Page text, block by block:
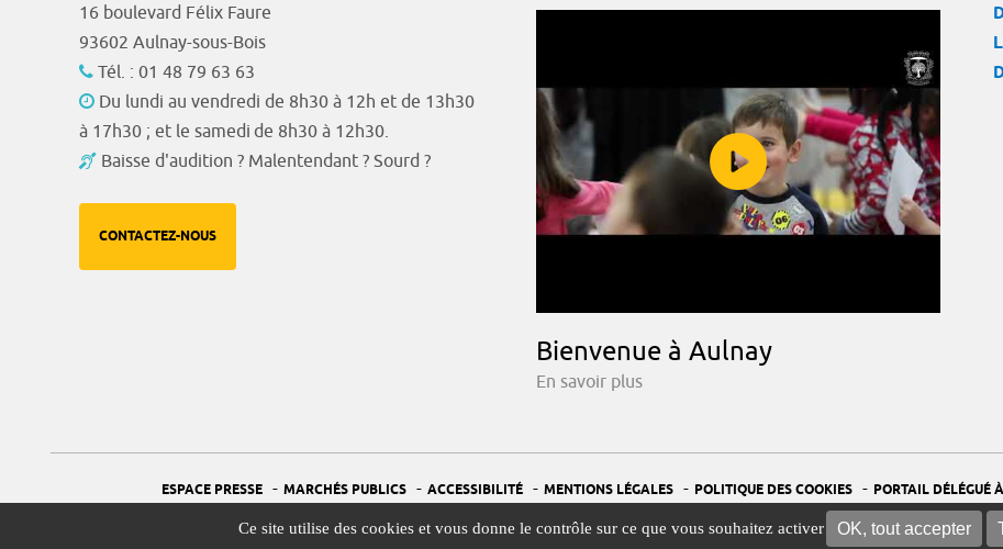
Ce site utilise des cookies et vous donne le contrôle sur ce que vous souhaitez activer OK, tout accepter
16 boulevard Félix Faure
93602 Aulnay-sous-Bois
Tél. : 01 48 79 63 63
Du lundi au vendredi de 8h30 à 12h et de 13h30
à 17h30 ; et le samedi de 8h30 à 12h30.
Baisse d'audition ? Malentendant ? Sourd ?
CONTACTEZ-NOUS
Bienvenue à Aulnay
En savoir plus
ESPACE PRESSE - MARCHÉS PUBLICS - ACCESSIBILITÉ - MENTIONS LÉGALES - POLITIQUE DES COOKIES - PORTAIL DÉLÉGUÉ
GESTION DES COOKIES